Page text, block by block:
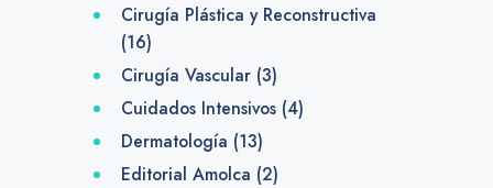
Cirugía Plástica y Reconstructiva
(16)
Cirugía Vascular(3)
Cuidados Intensivos(4)
Dermatología (13)
Editorial Amolca (2)